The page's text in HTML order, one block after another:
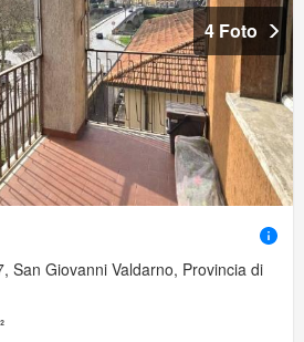
4 Foto
San Giovanni Valdarno, Provincia di